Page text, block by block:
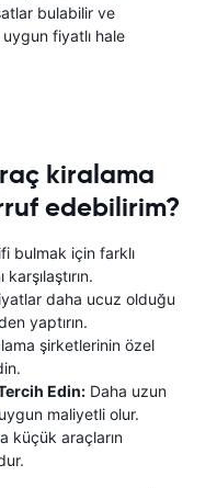
bulabilir ve
fiyatlı hale
kiralama
edebilirim?
bulmak için farklı
daha ucuz olduğu
yaptırın.
şirketlerinin özel
Edin: Daha uzun
maliyetli olur.
küçük araçların